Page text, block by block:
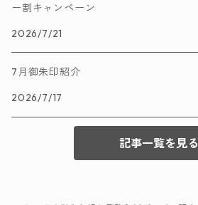
ー割キャンペーン
2026/7/21
7月御朱印紹介
2026/7/17
記事一覧を見る